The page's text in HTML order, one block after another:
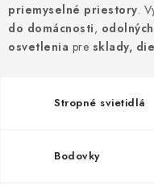
PRACOVNÉ SVIETIDLÁ
VENTILÁTORY
SAMSUNG SVIETIDLÁ
priemyselné priestory.
do domácnosti,
osvetlenia pre sklady,
Stropné svietidlá
Bodovky